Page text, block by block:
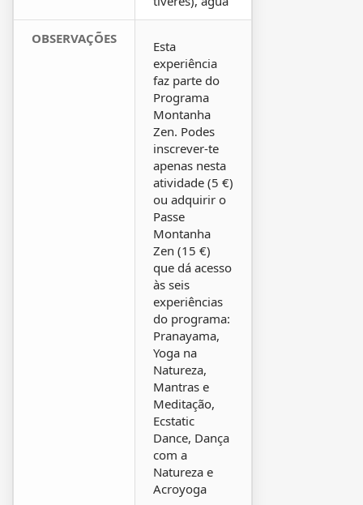
OBSERVAÇÕES
Esta
experiência
faz parte do
Programa
Montanha
Zen. Podes
inscrever-te
apenas nesta
atividade (5 €)
ou adquirir o
Passe
Montanha
Zen (15 €)
que dá acesso
às seis
experiências
do programa:
Pranayama,
Yoga na
Natureza,
Mantras e
Meditação,
Ecstatic
Dance, Dança
com a
Natureza e
Acroyoga